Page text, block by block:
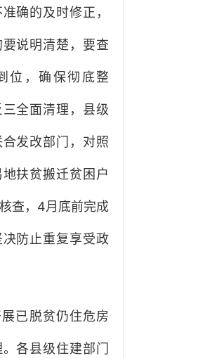
确的及时修正，
说明清楚，要查
位，确保彻底整
全面清理，县级
发改部门，对照
扶贫搬迁贫困户
查，4月底前完成
防止重复享受政
展已脱贫仍住危房
各县级住建部门